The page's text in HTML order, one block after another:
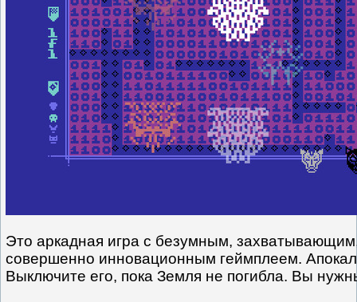
Это аркадная игра с безумным,
совершенно инновационным геймплеем.
Выключите его, пока Земля не погибла. Вы